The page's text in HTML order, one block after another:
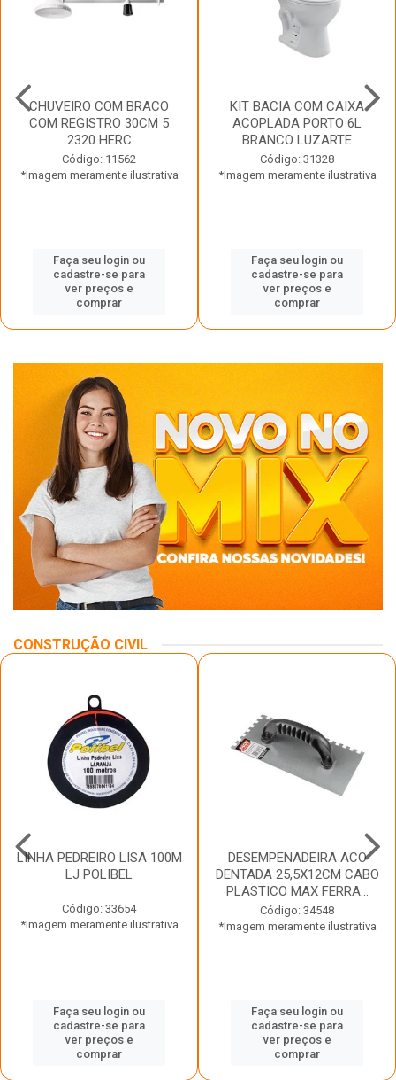
CHUVEIRO COM BRACO
COM REGISTRO 30CM 5
2320 HERC
Código: 11562
*Imagem meramente ilustrativa
Faça seu login ou
cadastre-se para
ver preços e
comprar
KIT BACIA COM CAIXA
ACOPLADA PORTO 6L
BRANCO LUZARTE
Código: 31328
*Imagem meramente ilustrativa
Faça seu login ou
cadastre-se para
ver preços e
comprar
CONSTRUÇÃO CIVIL
LINHA PEDREIRO LISA 100M
LJ POLIBEL
Código: 33654
*Imagem meramente ilustrativa
Faça seu login ou
cadastre-se para
ver preços e
comprar
DESEMPENADEIRA ACO
DENTADA 25,5X12CM CABO
PLASTICO MAX FERRA...
Código: 34548
*Imagem meramente ilustrativa
Faça seu login ou
cadastre-se para
ver preços e
comprar